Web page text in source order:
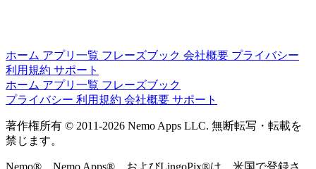
ホーム アプリ一覧 フレーズブック 会社概要 プライバシー
利用規約 サポート
ホーム アプリ一覧 フレーズブック
プライバシー 利用規約 会社概要 サポート
著作権所有 © 2011-2026 Nemo Apps LLC. 無断転写・​転載を​
禁じます。
Nemo®、​Nemo Apps®、​および​LingoPix®は、​米国で​登録さ